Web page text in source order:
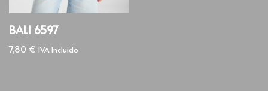
BALI 6597
7,80 € IVA Incluido